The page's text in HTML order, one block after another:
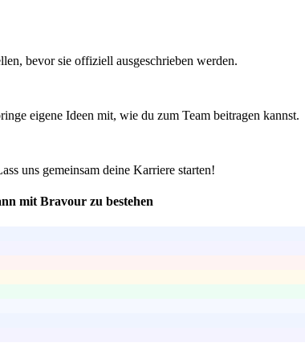
bevor sie offiziell ausgeschrieben werden.
eigene Ideen mit, wie du zum Team beitragen kannst.
uns gemeinsam deine Karriere starten!
mit Bravour zu bestehen